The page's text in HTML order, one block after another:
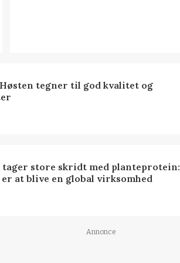
tegner til god kvalitet og
store skridt med planteprotein:
at blive en global virksomhed
Annonce